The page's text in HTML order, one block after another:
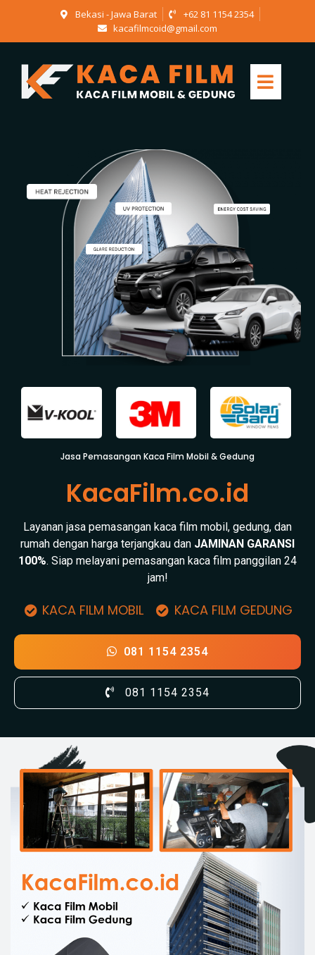
Bekasi - Jawa Barat
+62 81 1154 2354
kacafilmcoid@gmail.com
Jasa Pemasangan Kaca Film Mobil & Gedung
KacaFilm.co.id
Layanan jasa pemasangan kaca film mobil, gedung, dan
rumah dengan harga terjangkau dan JAMINAN GARANSI
100%. Siap melayani pemasangan kaca film panggilan 24
jam!
KACA FILM MOBIL KACA FILM GEDUNG
081 1154 2354
081 1154 2354